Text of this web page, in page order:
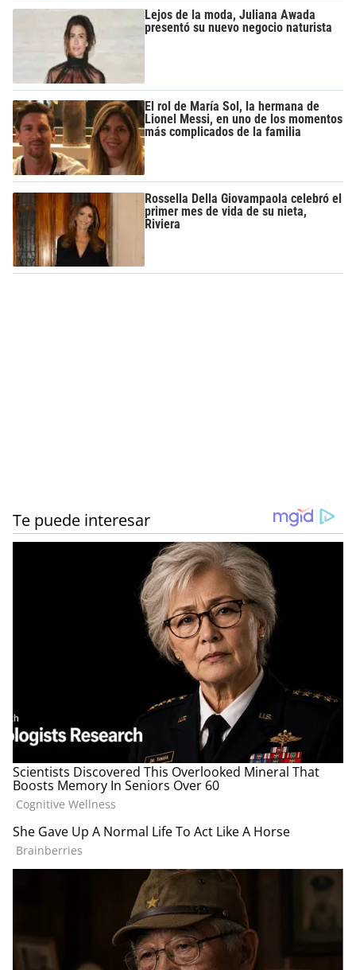
Lejos de la moda, Juliana Awada
presentó su nuevo negocio naturista
El rol de María Sol, la hermana de
Lionel Messi, en uno de los momentos
más complicados de la familia
Rossella Della Giovampaola celebró el
primer mes de vida de su nieta,
Riviera